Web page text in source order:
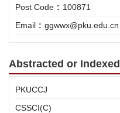
Post Code : 100871
Email : ggwwx@pku.edu.cn
Abstracted or Indexed
PKUCCJ
CSSCI(C)